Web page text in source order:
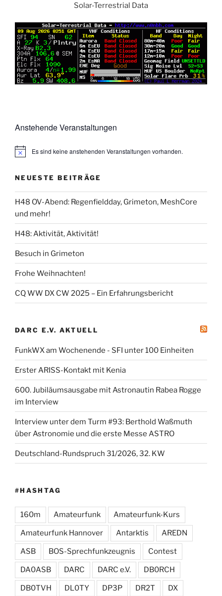
Solar-Terrestrial Data
Anstehende Veranstaltungen
Es sind keine anstehenden Veranstaltungen vorhanden.
NEUESTE BEITRÄGE
H48 OV-Abend: Regenfieldday, Grimeton, MeshCore
und mehr!
H48: Aktivität, Aktivität!
Besuch in Grimeton
Frohe Weihnachten!
CQ WW DX CW 2025 – Ein Erfahrungsbericht
DARC E.V. AKTUELL
FunkWX am Wochenende - SFI unter 100 Einheiten
Erster ARISS-Kontakt mit Kenia
600. Jubiläumsausgabe mit Astronautin Rabea Rogge
im Interview
Interview unter dem Turm #93: Berthold Waßmuth
über Astronomie und die erste Messe ASTRO
Deutschland-Rundspruch 31/2026, 32. KW
#HASHTAG
160m Amateurfunk Amateurfunk-Kurs
Amateurfunk Hannover Antarktis AREDN
ASB BOS-Sprechfunkzeugnis Contest
DA0ASB DARC DARC e.V. DB0RCH
DB0TVH DL0TY DP3P DR2T DX